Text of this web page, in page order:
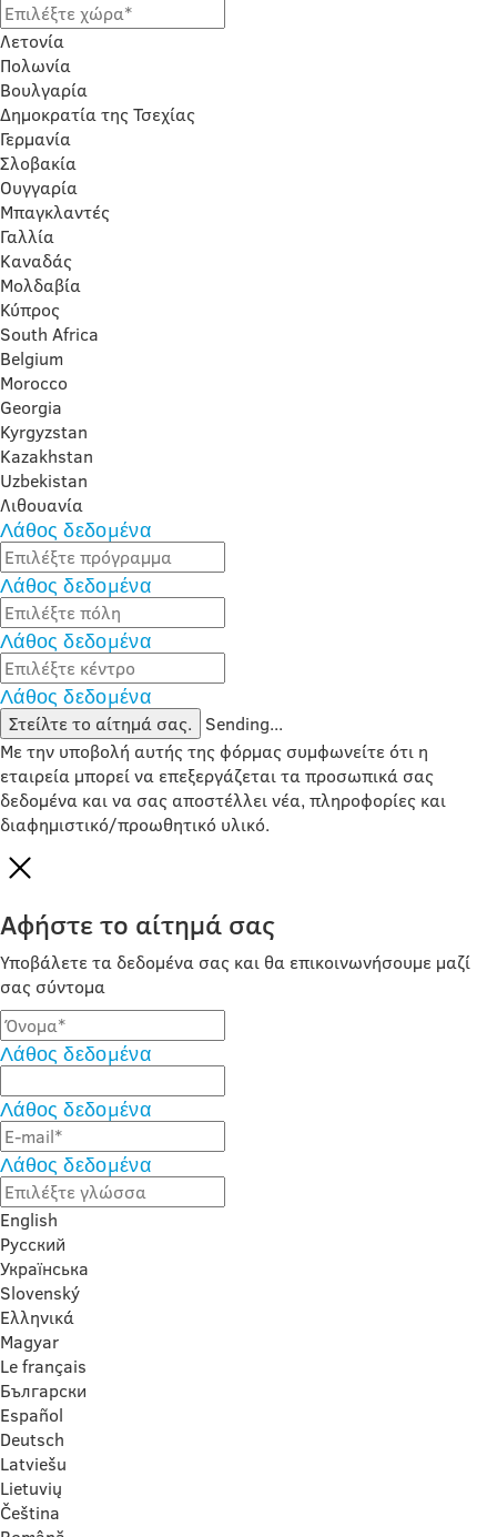
Λετονία
Πολωνία
Βουλγαρία
Δημοκρατία της Τσεχίας
Γερμανία
Σλοβακία
Ουγγαρία
Μπαγκλαντές
Γαλλία
Καναδάς
Μολδαβία
Κύπρος
South Africa
Belgium
Morocco
Georgia
Kyrgyzstan
Kazakhstan
Uzbekistan
Λιθουανία
Λάθος δεδομένα
Λάθος δεδομένα
Λάθος δεδομένα
Λάθος δεδομένα
Στείλτε το αίτημά σας.
Sending...
Με την υποβολή αυτής της φόρμας συμφωνείτε ότι η
εταιρεία μπορεί να επεξεργάζεται τα προσωπικά σας
δεδομένα και να σας αποστέλλει νέα, πληροφορίες και
διαφημιστικό/προωθητικό υλικό.
Αφήστε το αίτημά σας
Υποβάλετε τα δεδομένα σας και θα επικοινωνήσουμε μαζί
σας σύντομα
Λάθος δεδομένα
Λάθος δεδομένα
Λάθος δεδομένα
English
Русский
Українська
Slovenský
Ελληνικά
Magyar
Le français
Български
Español
Deutsch
Latviešu
Lietuvių
Čeština